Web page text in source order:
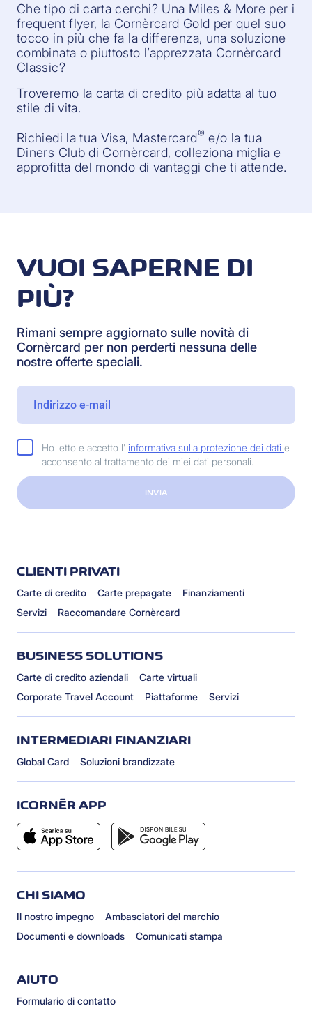
Che tipo di carta cerchi? Una Miles & More per i
frequent flyer, la Cornèrcard Gold per quel suo
tocco in più che fa la differenza, una soluzione
combinata o piuttosto l’apprezzata Cornèrcard
Classic?
Troveremo la carta di credito più adatta al tuo
stile di vita.
Richiedi la tua Visa, Mastercard® e/o la tua
Diners Club di Cornèrcard, colleziona miglia e
approfitta del mondo di vantaggi che ti attende.
VUOI SAPERNE DI
PIÙ?
Rimani sempre aggiornato sulle novità di
Cornèrcard per non perderti nessuna delle
nostre offerte speciali.
Ho letto e accetto l' informativa sulla protezione dei dati e
acconsento al trattamento dei miei dati personali.
INVIA
CLIENTI PRIVATI
Carte di credito Carte prepagate
Finanziamenti
Servizi
Raccomandare Cornèrcard
BUSINESS SOLUTIONS
Carte di credito aziendali
Carte virtuali
Corporate Travel Account
Piattaforme Servizi
INTERMEDIARI FINANZIARI
Global Card Soluzioni brandizzate
ICORNÈR APP
CHI SIAMO
Il nostro impegno
Ambasciatori del marchio
Documenti e downloads
Comunicati stampa
AIUTO
Formulario di contatto